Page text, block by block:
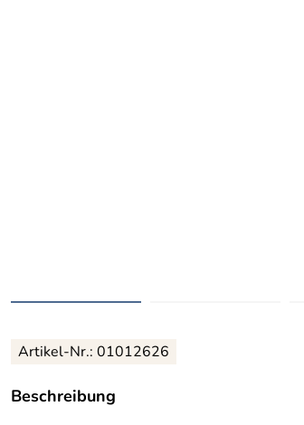
Artikel-Nr.: 01012626
Beschreibung